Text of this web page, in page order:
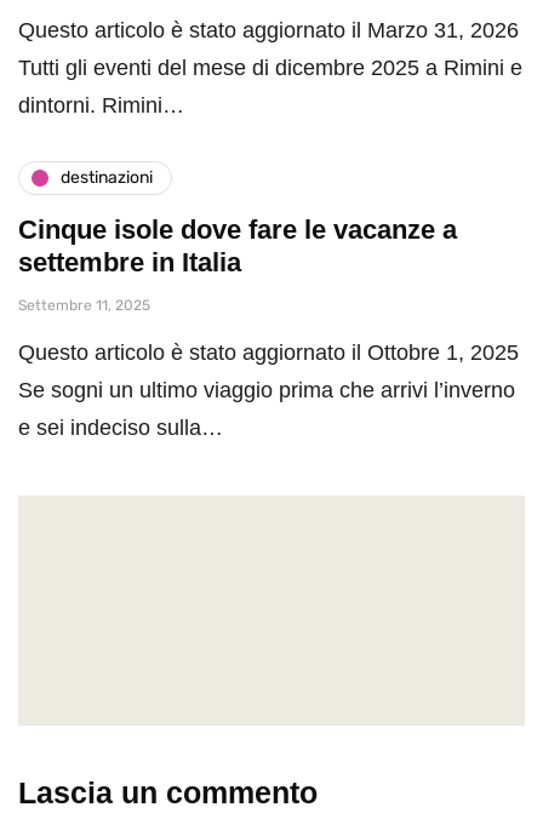
Questo articolo è stato aggiornato il Marzo 31, 2026
Tutti gli eventi del mese di dicembre 2025 a Rimini e
dintorni. Rimini…
destinazioni
Cinque isole dove fare le vacanze a
settembre in Italia
Settembre 11, 2025
Questo articolo è stato aggiornato il Ottobre 1, 2025
Se sogni un ultimo viaggio prima che arrivi l’inverno
e sei indeciso sulla…
Lascia un commento